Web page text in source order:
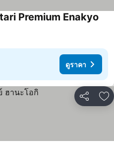
Premium Enakyo
ดูราคา
แชร์ เ